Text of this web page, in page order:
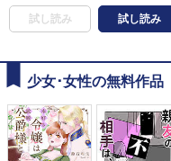
試し読み 試し読み
少女･女性の無料作品